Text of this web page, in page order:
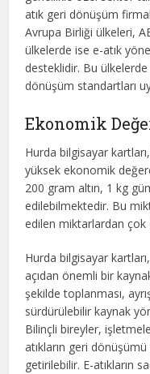
atık geri dönüşüm
Avrupa Birliği ülkeleri,
ülkelerde ise e-atık
desteklidir. Bu
dönüşüm standartları
Ekonomik
Hurda bilgisayar
yüksek ekonomik
200 gram altın, 1 kg
edilebilmektedir. Bu
edilen miktarlardan çok
Hurda bilgisayar
açıdan önemli bir
şekilde toplanması,
sürdürülebilir kaynak
Bilinçli bireyler,
atıkların geri
getirilebilir. E-atıkların